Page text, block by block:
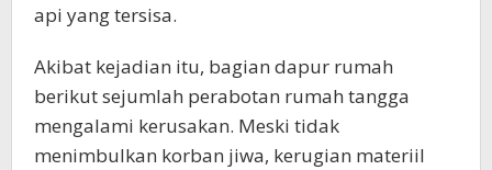
api yang tersisa.
Akibat kejadian itu, bagian dapur rumah
berikut sejumlah perabotan rumah tangga
mengalami kerusakan. Meski tidak
menimbulkan korban jiwa, kerugian materiil